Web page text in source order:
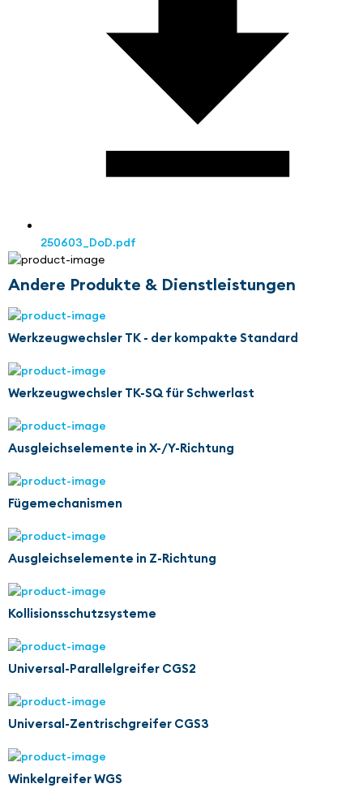
250603_DoD.pdf
Andere Produkte & Dienstleistungen
Werkzeugwechsler TK - der kompakte Standard
Werkzeugwechsler TK-SQ für Schwerlast
Ausgleichselemente in X-/Y-Richtung
Fügemechanismen
Ausgleichselemente in Z-Richtung
Kollisionsschutzsysteme
Universal-Parallelgreifer CGS2
Universal-Zentrischgreifer CGS3
Winkelgreifer WGS